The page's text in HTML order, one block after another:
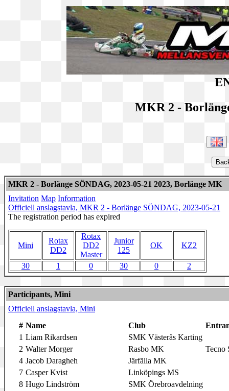
MKR 2 -
MKR 2 - Borlänge SÖNDAG, 2023-05-21 2023, Borlänge MK
Invitation Map Information
Officiell anslagstavla, MKR 2 - Borlänge SÖNDAG, 2023-05-21
The registration period has expired
Mini
Rotax
DD2
Rotax
DD2
Master
Junior
125
OK KZ2
30 1 0 30 0 2
Participants, Mini
Officiell anslagstavla, Mini
# Name Club
1 Liam Rikardsen
SMK Västerås Karting
2 Walter Morger Rasbo MK
Tecno
4 Jacob Daragheh
Järfälla MK
7 Casper Kvist
Linköpings MS
8 Hugo Lindström
SMK Örebroavdelning